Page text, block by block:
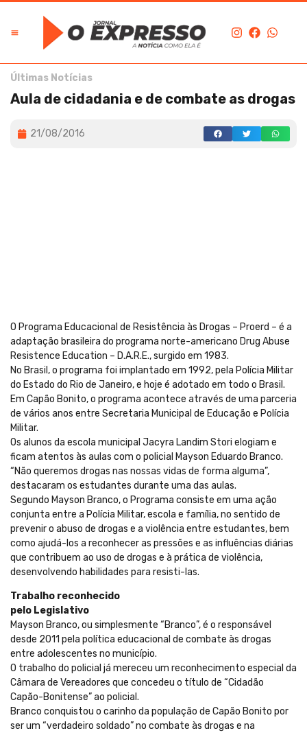
Últimas Notícias
Aula de cidadania e de combate as drogas
21/08/2016
O Programa Educacional de Resistência às Drogas – Proerd – é a
adaptação brasileira do programa norte-americano Drug Abuse
Resistence Education – D.A.R.E., surgido em 1983.
No Brasil, o programa foi implantado em 1992, pela Polícia Militar
do Estado do Rio de Janeiro, e hoje é adotado em todo o Brasil.
Em Capão Bonito, o programa acontece através de uma parceria
de vários anos entre Secretaria Municipal de Educação e Polícia
Militar.
Os alunos da escola municipal Jacyra Landim Stori elogiam e
ficam atentos às aulas com o policial Mayson Eduardo Branco.
“Não queremos drogas nas nossas vidas de forma alguma”,
destacaram os estudantes durante uma das aulas.
Segundo Mayson Branco, o Programa consiste em uma ação
conjunta entre a Polícia Militar, escola e família, no sentido de
prevenir o abuso de drogas e a violência entre estudantes, bem
como ajudá-los a reconhecer as pressões e as influências diárias
que contribuem ao uso de drogas e à prática de violência,
desenvolvendo habilidades para resisti-las.
Trabalho reconhecido
pelo Legislativo
Mayson Branco, ou simplesmente “Branco”, é o responsável
desde 2011 pela política educacional de combate às drogas
entre adolescentes no município.
O trabalho do policial já mereceu um reconhecimento especial da
Câmara de Vereadores que concedeu o título de “Cidadão
Capão-Bonitense” ao policial.
Branco conquistou o carinho da população de Capão Bonito por
ser um “verdadeiro soldado” no combate às drogas e na